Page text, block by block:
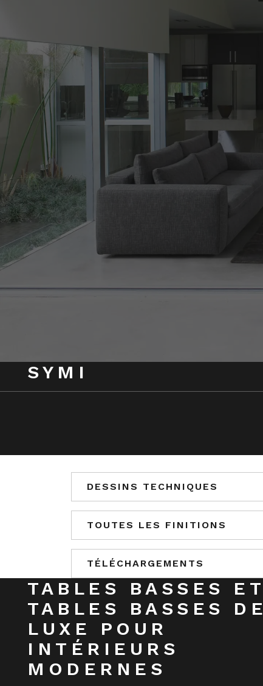
SYMI
DESSINS TECHNIQUES
TOUTES LES FINITIONS
TÉLÉCHARGEMENTS
TABLES BASSES ET
TABLES BASSES DE
LUXE POUR
INTÉRIEURS
MODERNES